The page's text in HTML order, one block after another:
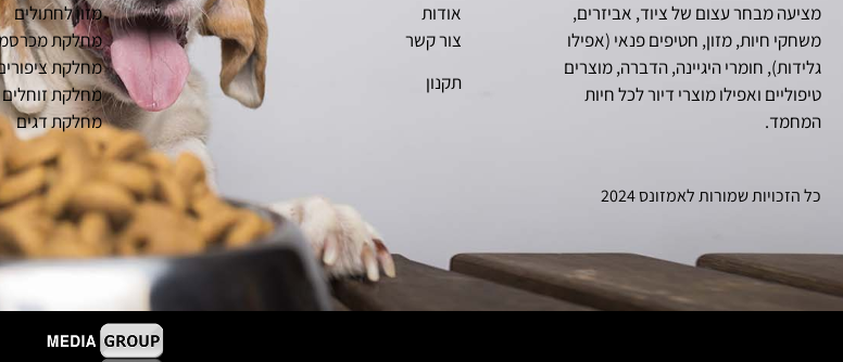
מציעה מבחר עצום של ציוד, אביזרים,
משחקי חיות, מזון, חטיפים פנאי (אפילו
גלידות), חומרי היגיינה, הדברה, מוצרים
טיפוליים ואפילו מוצרי דיור לכל חיות
המחמד.
אודות
צור קשר
תקנון
מזון לחתולים
מחלקת
מחלקת
מחלקת זוחלים
מחלקת דגים
כל הזכויות שמורות לאמזונס 2024